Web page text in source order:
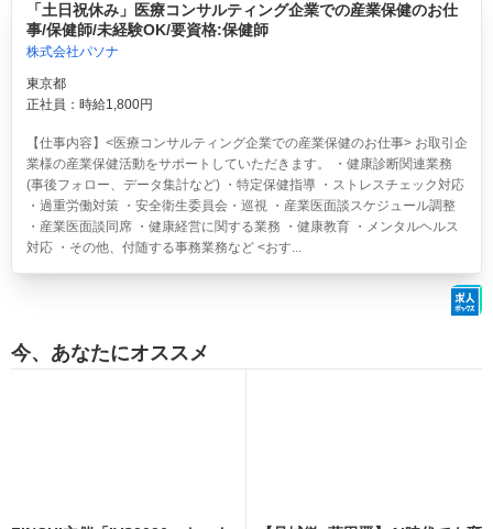
「土日祝休み」医療コンサルティング企業での産業保健のお仕
事/保健師/未経験OK/要資格:保健師
株式会社パソナ
東京都
正社員：時給1,800円
【仕事内容】<医療コンサルティング企業での産業保健のお仕事> お取引企
業様の産業保健活動をサポートしていただきます。 ・健康診断関連業務
(事後フォロー、データ集計など) ・特定保健指導 ・ストレスチェック対応
・過重労働対策 ・安全衛生委員会・巡視 ・産業医面談スケジュール調整
・産業医面談同席 ・健康経営に関する業務 ・健康教育 ・メンタルヘルス
対応 ・その他、付随する事務業務など <おす...
今、あなたにオススメ